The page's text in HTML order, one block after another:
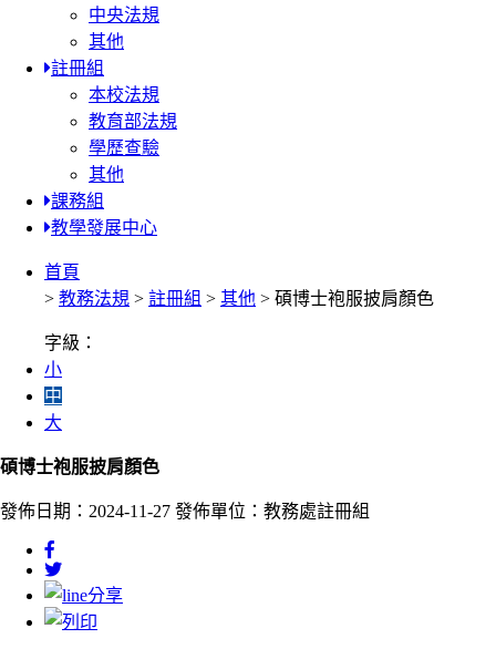
中央法規
其他
註冊組
本校法規
教育部法規
學歷查驗
其他
課務組
教學發展中心
首頁
> 教務法規 > 註冊組 > 其他 > 碩博士袍服披肩顏色
字級：
小
中
大
碩博士袍服披肩顏色
發佈日期：2024-11-27 發佈單位：教務處註冊組